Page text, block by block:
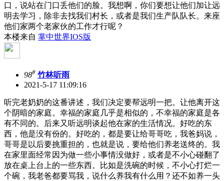
口，说站在门口丢他们的脸。我想啊，你们要想让他们加让远
明去学习，除非去找我们村长，或者是我们生产队队长。来座
他们家两个老家伙的工作才行呢？
本楼来自 掌中世界IOS版
98# 竹林听雨
2021-5-17 11:09:16
听完老奶奶的这番讲述，我们决定要帮远明一把。让他离开这
个阴暗的家庭。幸福的家庭几乎是相似的，不幸福的家庭是各
有不同的。后来又听远明谈起他在家的生活情况。好吃的东
西，他是没有份的。好吃的，都是要让给哥哥吃，我爸妈说，
哥哥是以后要挑重担的，也就是说，要给他们养老送终的。我
在家里面经常因为做一些小事情没做好，或者是不小心碰翻了
放在桌上台上的一些东西。比如是洗碗的时候，不小心打烂一
个碗，我老爸都要骂我，说什么养我有什么用？还不如养一头